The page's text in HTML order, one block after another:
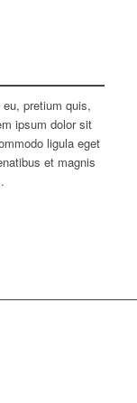
pretium quis,
ipsum dolor sit
ligula eget
et magnis